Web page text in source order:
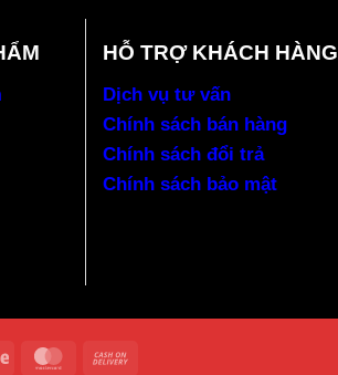
HỖ TRỢ KHÁCH HÀNG
Dịch vụ tư vấn
Chính sách bán hàng
Chính sách đổi trả
Chính sách bảo mật
Stripe MasterCard